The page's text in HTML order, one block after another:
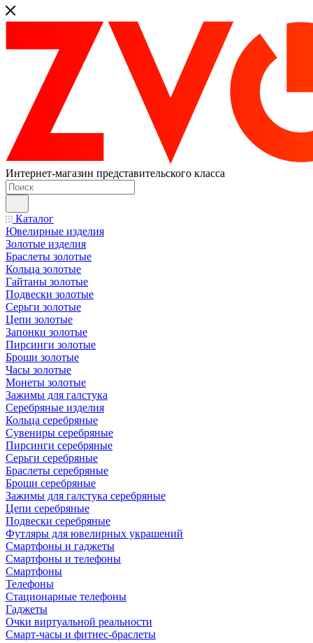
Интернет-магазин представительского класса
Каталог
Ювелирные изделия
Золотые изделия
Браслеты золотые
Кольца золотые
Гайтаны золотые
Подвески золотые
Серьги золотые
Цепи золотые
Запонки золотые
Пирсинги золотые
Броши золотые
Часы золотые
Монеты золотые
Зажимы для галстука
Серебряные изделия
Кольца серебряные
Сувениры серебряные
Пирсинги серебряные
Серьги серебряные
Браслеты серебряные
Броши серебряные
Зажимы для галстука серебряные
Цепи серебряные
Подвески серебряные
Футляры для ювелирных украшений
Смартфоны и гаджеты
Смартфоны и телефоны
Смартфоны
Телефоны
Стационарные телефоны
Гаджеты
Очки виртуальной реальности
Смарт-часы и фитнес-браслеты